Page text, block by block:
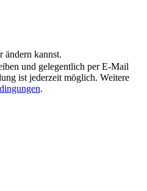
ändern kannst.
und gelegentlich per E-Mail
ist jederzeit möglich. Weitere
.